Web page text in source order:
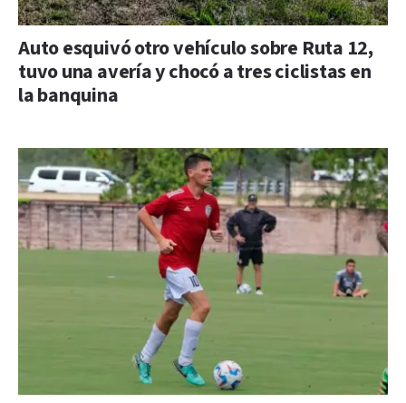
Auto esquivó otro vehículo sobre Ruta 12,
tuvo una avería y chocó a tres ciclistas en
la banquina